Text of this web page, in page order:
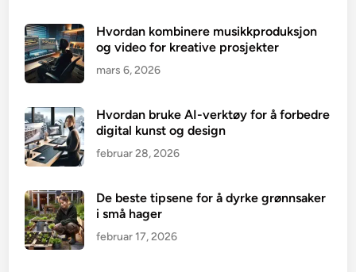
Hvordan kombinere musikkproduksjon
og video for kreative prosjekter
mars 6, 2026
Hvordan bruke AI-verktøy for å forbedre
digital kunst og design
februar 28, 2026
De beste tipsene for å dyrke grønnsaker
i små hager
februar 17, 2026